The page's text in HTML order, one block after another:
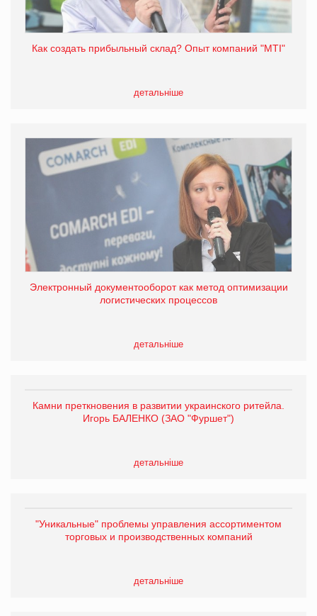
Как создать прибыльный склад? Опыт компаний "MTI"
детальніше
Электронный документооборот как метод оптимизации
логистических процессов
детальніше
Камни преткновения в развитии украинского ритейла.
Игорь БАЛЕНКО (ЗАО "Фуршет")
детальніше
"Уникальные" проблемы управления ассортиментом
торговых и производственных компаний
детальніше